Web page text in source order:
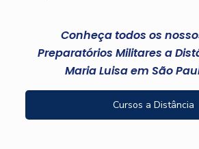
Conheça todos os
Preparatórios Militares a
Maria Luisa em São
Cursos a Distância